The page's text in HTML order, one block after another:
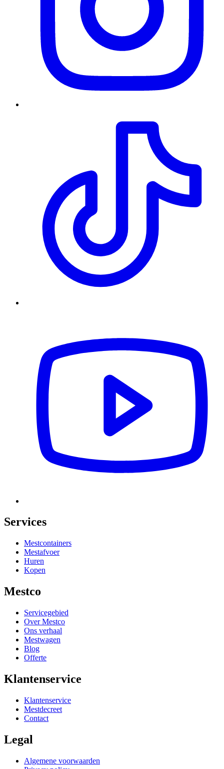
Services
Mestcontainers
Mestafvoer
Huren
Kopen
Mestco
Servicegebied
Over Mestco
Ons verhaal
Mestwagen
Blog
Offerte
Klantenservice
Klantenservice
Mestdecreet
Contact
Legal
Algemene voorwaarden